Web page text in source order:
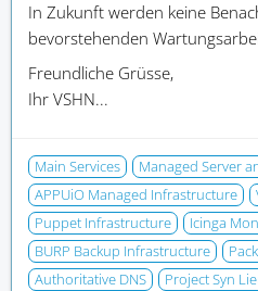
In Zukunft werden keine
bevorstehenden
Freundliche Grüsse,
Ihr VSHN...
Main Services
Managed Server
APPUiO Managed Infrastructure
Puppet Infrastructure
Icinga
BURP Backup Infrastructure
Authoritative DNS
Project Syn